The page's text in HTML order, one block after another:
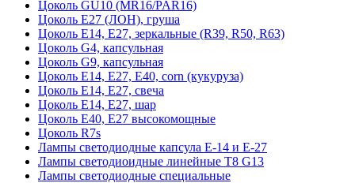
Цоколь GU10 (MR16/PAR16)
Цоколь Е27 (ЛОН), груша
Цоколь Е14, Е27, зеркальные (R39, R50, R63)
Цоколь G4, капсульная
Цоколь G9, капсульная
Цоколь Е14, Е27, Е40, corn (кукуруза)
Цоколь Е14, Е27, свеча
Цоколь Е14, Е27, шар
Цоколь Е40, Е27 высокомощные
Цоколь R7s
Лампы светодиодные капсула Е-14 и Е-27
Лампы светодиоидные линейные T8 G13
Лампы светодиодные специальные